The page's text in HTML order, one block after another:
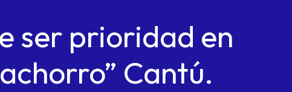
ser prioridad en
Cantú.